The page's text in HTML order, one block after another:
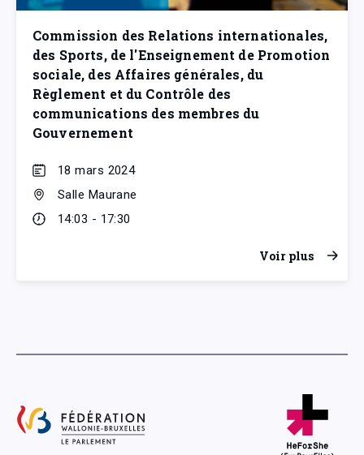
Commission des Relations internationales,
des Sports, de l'Enseignement de Promotion
sociale, des Affaires générales, du
Règlement et du Contrôle des
communications des membres du
Gouvernement
18 mars 2024
Salle Maurane
14:03 - 17:30
Voir plus